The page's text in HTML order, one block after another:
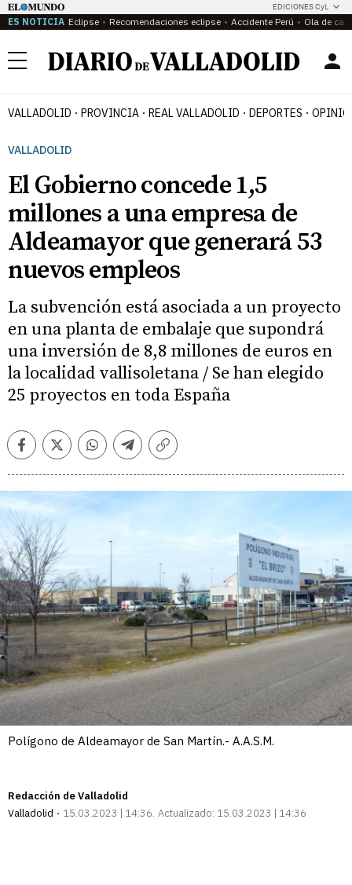
EDICIONES CyL
ES NOTICIA Eclipse Recomendaciones eclipse Accidente Perú Ola de
Menú
VALLADOLID PROVINCIA REAL VALLADOLID DEPORTES
VALLADOLID
El Gobierno concede 1,5
millones a una empresa de
Aldeamayor que generará 53
nuevos empleos
La subvención está asociada a un proyecto
en una planta de embalaje que supondrá
una inversión de 8,8 millones de euros en
la localidad vallisoletana / Se han elegido
25 proyectos en toda España
FacebookTwitterWhatsappTelegramCopiar
Polígono de Aldeamayor de San Martín.- A.A.S.M.
Redacción de Valladolid
Valladolid
15.03.2023 | 14:36 Actualizado: 15.03.2023 | 14:36